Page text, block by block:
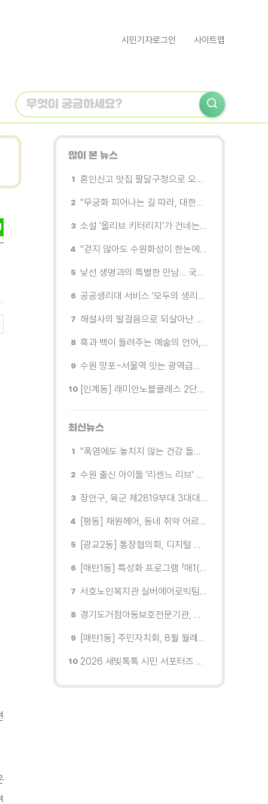
시민기자로그인 사이트맵
많이 본 뉴스
혼인신고 맛집 팔달구청으로 오세요
"무궁화 피어나는 길 따라, 대한민국을 걷는다"
소설 '올리브 키터리지'가 건네는 삶과 연민의 철학
"걷지 않아도 수원화성이 한눈에"…무장애 관광버스 '수원행차' 타보니
낯선 생명과의 특별한 만남… 국제전 《패트리샤 피치니니: 킨쉽》
공공생리대 서비스 '모두의 생리대' 시범 운영...수원시청·4개 구청 등에 지급기 설치
해설사의 발걸음으로 되살아난 수원의 독립운동 역사
흑과 백이 들려주는 예술의 언어, 수원시립미술관 소장품전《블랑 블랙 파노라마》
수원 망포~서울역 잇는 광역급행버스 M5165번, 8월 3일 개통
[인계동] 래미안노블클래스 2단지 경로당, 무더위 속 독거노인에게 '따뜻한 한 끼' 대접
최신뉴스
"폭염에도 놓치지 않는 건강 돌봄" 팔달구보건소 취약계층 안부 살핀다
수원 출신 아이돌 '리센느 리브' 추천! 직접 따라가 본 수원 필수 코스
장안구, 육군 제2819부대 3대대로부터 감사장 받아
[평동] 채원헤어, 동네 취약 어르신을 위한 이미용서비스 무료 지원
[광교2동] 통장협의회, 디지털 교육 실시
[매탄1동] 특성화 프로그램 「매1(일) 친환경 문화학교」 개강
서호노인복지관 실버에어로빅팀, 제2회 협회장배 수원시에어로빅힙합대회 시니어부 단체전'1위'쾌거
경기도거점아동보호전문기관, 학대피해아동가정 회복 및 재학대 예방 나선다
[매탄1동] 주민자치회, 8월 월례회의 개최
2026 새빛톡톡 시민 서포터즈 발대식 현장